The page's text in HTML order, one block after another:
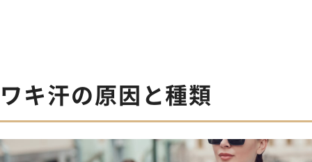
ワキ汗の原因と種類